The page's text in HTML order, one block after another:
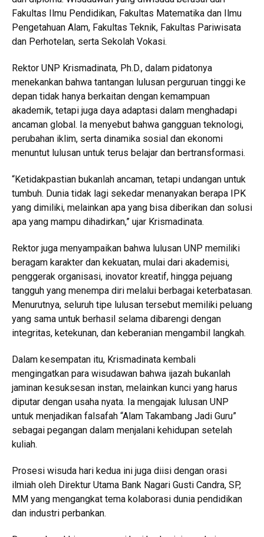
Fakultas Ilmu Pendidikan, Fakultas Matematika dan Ilmu
Pengetahuan Alam, Fakultas Teknik, Fakultas Pariwisata
dan Perhotelan, serta Sekolah Vokasi.
Rektor UNP Krismadinata, Ph.D., dalam pidatonya
menekankan bahwa tantangan lulusan perguruan tinggi ke
depan tidak hanya berkaitan dengan kemampuan
akademik, tetapi juga daya adaptasi dalam menghadapi
ancaman global. Ia menyebut bahwa gangguan teknologi,
perubahan iklim, serta dinamika sosial dan ekonomi
menuntut lulusan untuk terus belajar dan bertransformasi.
“Ketidakpastian bukanlah ancaman, tetapi undangan untuk
tumbuh. Dunia tidak lagi sekedar menanyakan berapa IPK
yang dimiliki, melainkan apa yang bisa diberikan dan solusi
apa yang mampu dihadirkan,” ujar Krismadinata.
Rektor juga menyampaikan bahwa lulusan UNP memiliki
beragam karakter dan kekuatan, mulai dari akademisi,
penggerak organisasi, inovator kreatif, hingga pejuang
tangguh yang menempa diri melalui berbagai keterbatasan.
Menurutnya, seluruh tipe lulusan tersebut memiliki peluang
yang sama untuk berhasil selama dibarengi dengan
integritas, ketekunan, dan keberanian mengambil langkah.
Dalam kesempatan itu, Krismadinata kembali
mengingatkan para wisudawan bahwa ijazah bukanlah
jaminan kesuksesan instan, melainkan kunci yang harus
diputar dengan usaha nyata. Ia mengajak lulusan UNP
untuk menjadikan falsafah “Alam Takambang Jadi Guru”
sebagai pegangan dalam menjalani kehidupan setelah
kuliah.
Prosesi wisuda hari kedua ini juga diisi dengan orasi
ilmiah oleh Direktur Utama Bank Nagari Gusti Candra, SP,
MM yang mengangkat tema kolaborasi dunia pendidikan
dan industri perbankan.